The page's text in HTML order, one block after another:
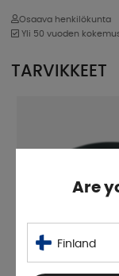
Osaava henkilökunta
Yli 50 vuoden
TARVIKKEET
Are
Finland